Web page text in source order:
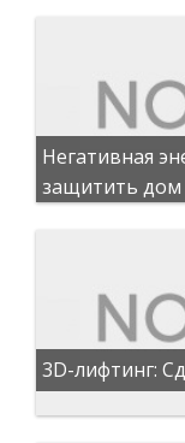
Негативная
защитить дом
3D-лифтинг: